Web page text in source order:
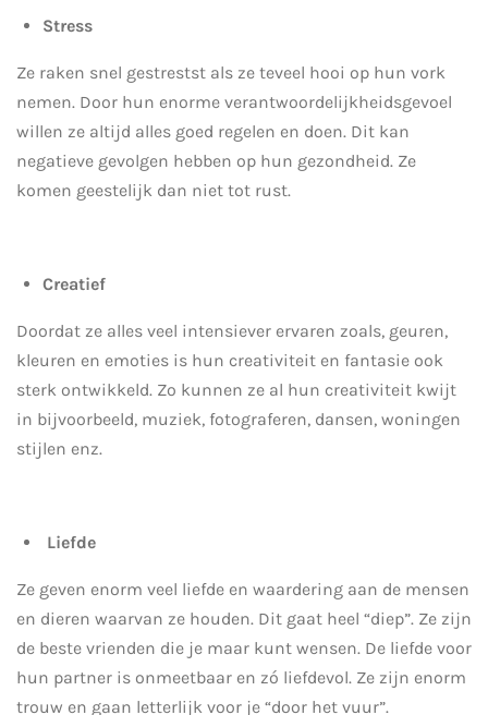
Stress
Ze raken snel gestrestst als ze teveel hooi op hun vork
nemen. Door hun enorme verantwoordelijkheidsgevoel
willen ze altijd alles goed regelen en doen. Dit kan
negatieve gevolgen hebben op hun gezondheid. Ze
komen geestelijk dan niet tot rust.
Creatief
Doordat ze alles veel intensiever ervaren zoals, geuren,
kleuren en emoties is hun creativiteit en fantasie ook
sterk ontwikkeld. Zo kunnen ze al hun creativiteit kwijt
in bijvoorbeeld, muziek, fotograferen, dansen, woningen
stijlen enz.
Liefde
Ze geven enorm veel liefde en waardering aan de mensen
en dieren waarvan ze houden. Dit gaat heel “diep”. Ze zijn
de beste vrienden die je maar kunt wensen. De liefde voor
hun partner is onmeetbaar en zó liefdevol. Ze zijn enorm
trouw en gaan letterlijk voor je “door het vuur”.